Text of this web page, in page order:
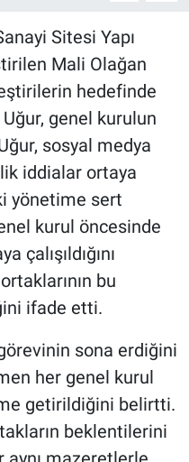
Sitesi Yapı
Mali Olağan
hedefinde
genel kurulun
sosyal medya
iddialar ortaya
yönetime sert
kurul öncesinde
çalışıldığını
bu
ifade etti.
sona erdiğini
her genel kurul
getirildiğini belirtti.
beklentilerini